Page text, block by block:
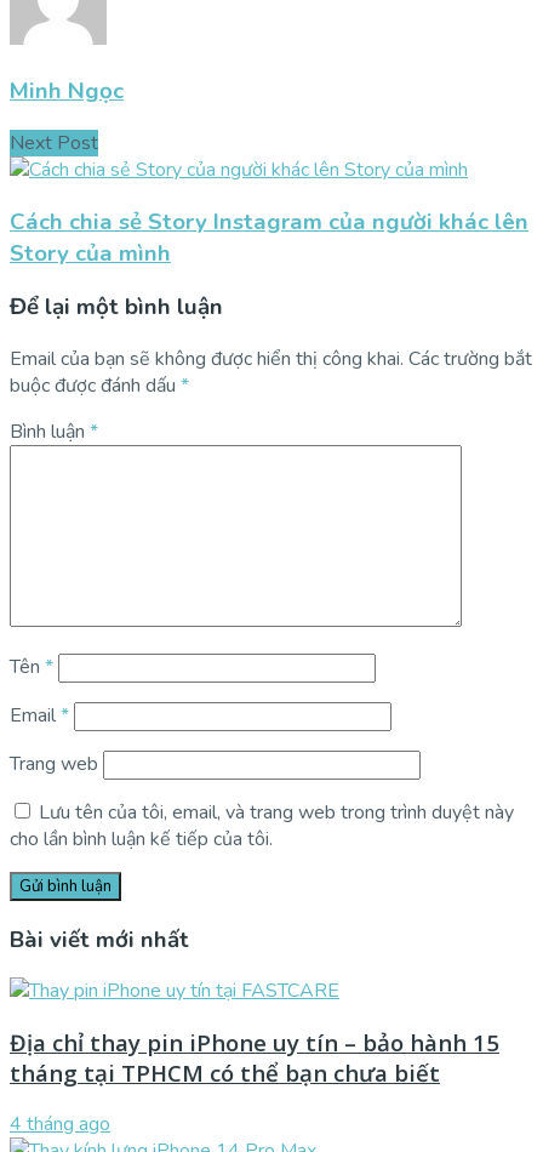
Minh Ngọc
Next Post
Cách chia sẻ Story Instagram của người khác lên
Story của mình
Để lại một bình luận
Email của bạn sẽ không được hiển thị công khai. Các trường bắt
buộc được đánh dấu *
Bình luận *
Tên *
Email*
Trang web
Lưu tên của tôi, email, và trang web trong trình duyệt này
cho lần bình luận kế tiếp của tôi.
Bài viết mới nhất
Địa chỉ thay pin iPhone uy tín – bảo hành 15
tháng tại TPHCM có thể bạn chưa biết
4 tháng ago